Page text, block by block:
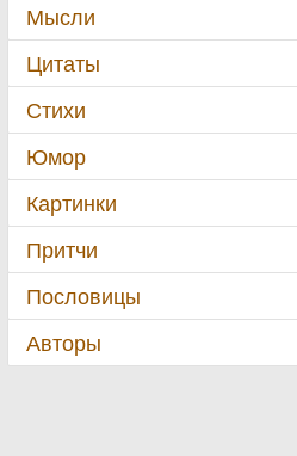
Мысли
Цитаты
Стихи
Юмор
Картинки
Притчи
Пословицы
Авторы